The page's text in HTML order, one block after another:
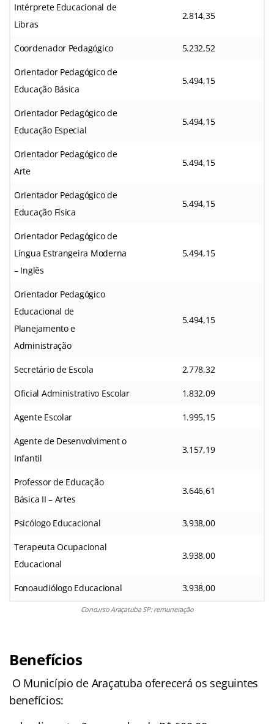
Intérprete Educacional de
Libras
2.814,35
Coordenador Pedagógico 5.232,52
Orientador Pedagógico de
Educação Básica
5.494,15
Orientador Pedagógico de
Educação Especial
5.494,15
Orientador Pedagógico de
Arte
5.494,15
Orientador Pedagógico de
Educação Física
5.494,15
Orientador Pedagógico de
Língua Estrangeira Moderna
– Inglês
5.494,15
Orientador Pedagógico
Educacional de
Planejamento e
Administração
5.494,15
Secretário de Escola 2.778,32
Oficial Administrativo Escolar 1.832,09
Agente Escolar 1.995,15
Agente de Desenvolviment o
Infantil
3.157,19
Professor de Educação
Básica II – Artes
3.646,61
Psicólogo Educacional 3.938,00
Terapeuta Ocupacional
Educacional
3.938,00
Fonoaudiólogo Educacional 3.938,00
Concurso Araçatuba SP: remuneração
Benefícios
O Município de Araçatuba oferecerá os seguintes
benefícios: